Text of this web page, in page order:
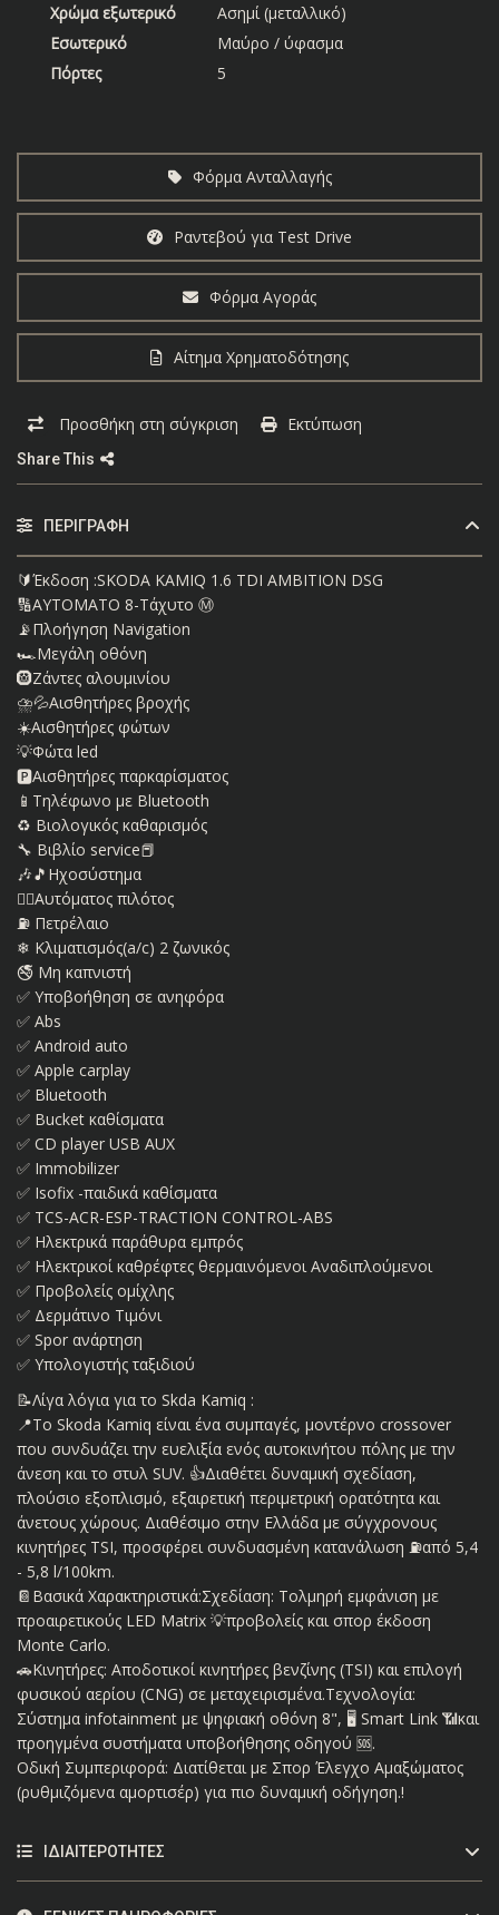
Χρώμα εξωτερικό
Ασημί (μεταλλικό)
Εσωτερικό
Μαύρο / ύφασμα
Πόρτες
5
Φόρμα Ανταλλαγής
Ραντεβού για Test Drive
Φόρμα Αγοράς
Αίτημα Χρηματοδότησης
Προσθήκη στη σύγκριση Εκτύπωση
Share This
ΠΕΡΙΓΡΑΦΉ
🔰Έκδοση :SKODA KAMIQ 1.6 TDI AMBITION DSG
🔢ΑΥΤΟΜΑΤΟ 8-Τάχυτο Ⓜ️
📡Πλοήγηση Navigation
🏎Μεγάλη οθόνη
🛞Ζάντες αλουμινίου
⛈💦Αισθητήρες βροχής
☀️Αισθητήρες φώτων
💡Φώτα led
🅿️Αισθητήρες παρκαρίσματος
📱Τηλέφωνο με Bluetooth
♻️ Βιολογικός καθαρισμός
🔧 Βιβλίο service📕
🎶🎵Ηχοσύστημα
👨‍✈️Αυτόματος πιλότος
⛽ Πετρέλαιο
❄ Κλιματισμός(a/c) 2 ζωνικός
🚭 Μη καπνιστή
✅ Υποβοήθηση σε ανηφόρα
✅ Abs
✅ Android auto
✅ Apple carplay
✅ Bluetooth
✅ Bucket καθίσματα
✅ CD player USB AUX
✅ Immobilizer
✅ Isofix -παιδικά καθίσματα
✅ TCS-ACR-ESP-TRACTION CONTROL-ABS
✅ Ηλεκτρικά παράθυρα εμπρός
✅ Ηλεκτρικοί καθρέφτες θερμαινόμενοι Αναδιπλούμενοι
✅ Προβολείς ομίχλης
✅ Δερμάτινο Τιμόνι
✅ Spor ανάρτηση
✅ Υπολογιστής ταξιδιού
📝Λίγα λόγια για το Skda Kamiq :
📍Το Skoda Kamiq είναι ένα συμπαγές, μοντέρνο crossover
που συνδυάζει την ευελιξία ενός αυτοκινήτου πόλης με την
άνεση και το στυλ SUV. 👍Διαθέτει δυναμική σχεδίαση,
πλούσιο εξοπλισμό, εξαιρετική περιμετρική ορατότητα και
άνετους χώρους. Διαθέσιμο στην Ελλάδα με σύγχρονους
κινητήρες TSI, προσφέρει συνδυασμένη κατανάλωση ⛽️από 5,4
- 5,8 l/100km.
📔Βασικά Χαρακτηριστικά:Σχεδίαση: Τολμηρή εμφάνιση με
προαιρετικούς LED Matrix 💡προβολείς και σπορ έκδοση
Monte Carlo.
🚗Κινητήρες: Αποδοτικοί κινητήρες βενζίνης (TSI) και επιλογή
φυσικού αερίου (CNG) σε μεταχειρισμένα.Τεχνολογία:
Σύστημα infotainment με ψηφιακή οθόνη 8", 🖥️ Smart Link 📶και
προηγμένα συστήματα υποβοήθησης οδηγού 🆘.
Οδική Συμπεριφορά: Διατίθεται με Σπορ Έλεγχο Αμαξώματος
(ρυθμιζόμενα αμορτισέρ) για πιο δυναμική οδήγηση.!
ΙΔΙΑΙΤΕΡΌΤΗΤΕΣ